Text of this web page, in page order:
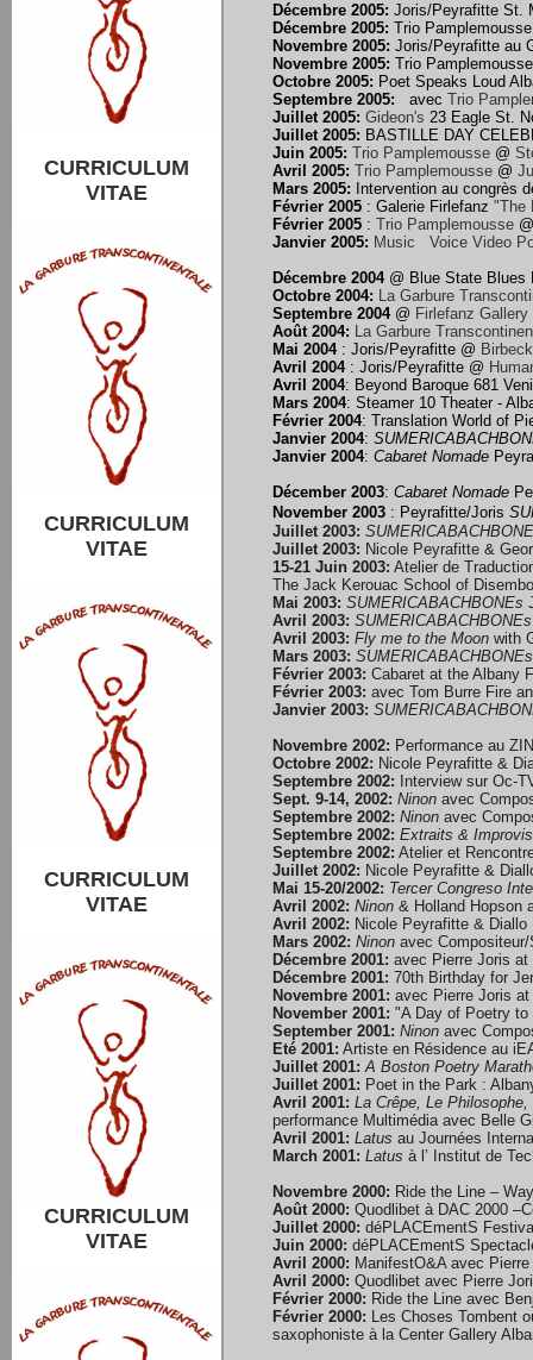
CURRICULUM
VITAE
CURRICULUM
VITAE
CURRICULUM
VITAE
CURRICULUM
VITAE
Décembre 2005: Joris/Peyrafitte St.
Décembre 2005: Trio
Novembre 2005: Joris/Peyrafitte au
Novembre 2005: Trio
Octobre 2005: Poet Speaks Loud
Septembre 2005:
avec Trio
Juillet 2005: Gideon's 23 Eagle St.
Juillet 2005: BASTILLE DAY
Juin 2005: Trio Pamplemousse @
Avril 2005: Trio Pamplemousse @
Mars 2005: Intervention au congrès
Février 2005 : Galerie Firlefanz "The
Février 2005 : Trio Pamplemousse
Janvier 2005: Music Voice Video
Décembre 2004 @ Blue State
Octobre 2004: La Garbure
Septembre 2004 @ Firlefanz Gallery
Août 2004: La Garbure
Mai 2004 : Joris/Peyrafitte @
Avril 2004 : Joris/Peyrafitte @
Avril 2004: Beyond Baroque 681
Mars 2004: Steamer 10 Theater -
Février 2004: Translation World of
Janvier 2004:
Janvier 2004: Cabaret Nomade
Décember 2003: Cabaret Nomade
November 2003 : Peyrafitte/Joris
Juillet 2003:
Juillet 2003: Nicole Peyrafitte &
15-21 Juin 2003: Atelier de
The Jack Kerouac School of
Mai 2003: SUMERICABACHBONEs
Avril 2003: SUMERICABACHBONEs
Avril 2003: Fly me to the Moon with
Mars 2003: SUMERICABACHBONEs
Février 2003: Cabaret at the Albany
Février 2003: avec Tom Burre Fire
Janvier 2003:
Novembre 2002: Performance au
Octobre 2002: Nicole Peyrafitte &
Septembre 2002: Interview sur Oc-
Sept. 9-14, 2002: Ninon avec
Septembre 2002: Ninon avec
Septembre 2002: Extraits &
Septembre 2002: Atelier et
Juillet 2002: Nicole Peyrafitte &
Mai 15-20/2002: Tercer Congreso
Avril 2002: Ninon & Holland Hopson
Avril 2002: Nicole Peyrafitte &
Mars 2002: Ninon avec
Décembre 2001: avec Pierre Joris
Décembre 2001: 70th Birthday for
Novembre 2001: avec Pierre Joris
November 2001: "A Day of Poetry to
September 2001: Ninon avec
Eté 2001: Artiste en Résidence au
Juillet 2001: A Boston Poetry
Juillet 2001: Poet in the Park :
Avril 2001: La Crêpe, Le
performance Multimédia avec Belle
Avril 2001: Latus au Journées
March 2001: Latus à l’ Institut de
Novembre 2000: Ride the Line –
Août 2000: Quodlibet à DAC 2000
Juillet 2000: déPLACEmentS
Juin 2000: déPLACEmentS
Avril 2000: ManifestO&A avec
Avril 2000: Quodlibet avec Pierre
Février 2000: Ride the Line avec
Février 2000: Les Choses Tombent
saxophoniste à la Center Gallery